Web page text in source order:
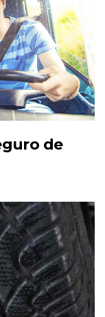
de